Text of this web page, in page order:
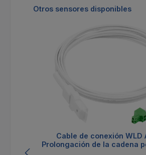
Omitir la galería de productos
Otros sensores disponibles
Cable de conexión WLD
Prolongación de la cadena